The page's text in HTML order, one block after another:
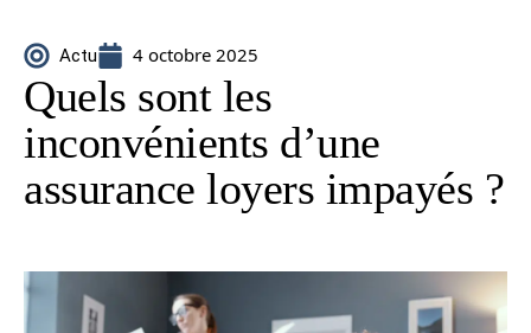
Actu 4 octobre 2025
Quels sont les
inconvénients d’une
assurance loyers impayés ?